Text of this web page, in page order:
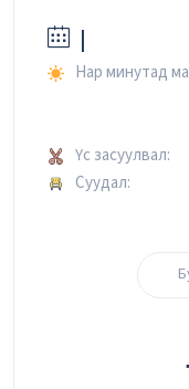
|
Нар минутад
Үс засуулвал:
Суудал: